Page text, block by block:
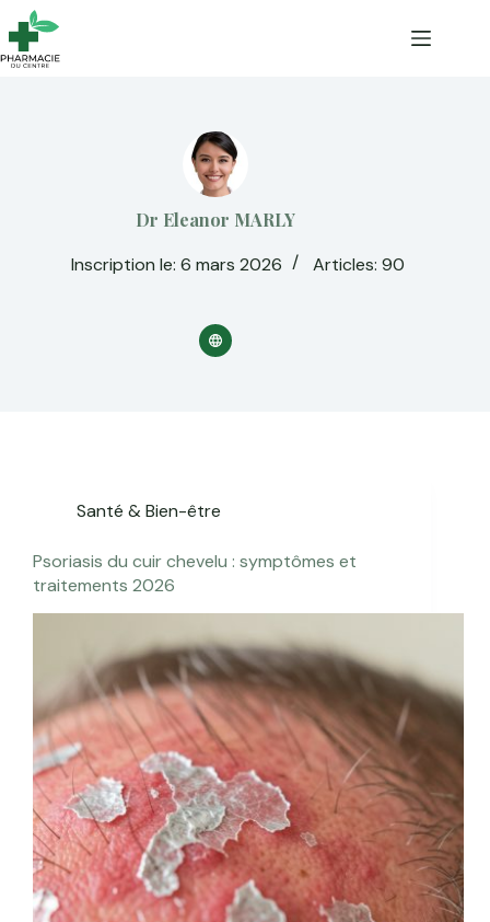
Passer
au
contenu
Dr Eleanor MARLY
Inscription le: 6 mars 2026
Articles: 90
Santé & Bien-être
Psoriasis du cuir chevelu : symptômes et
traitements 2026